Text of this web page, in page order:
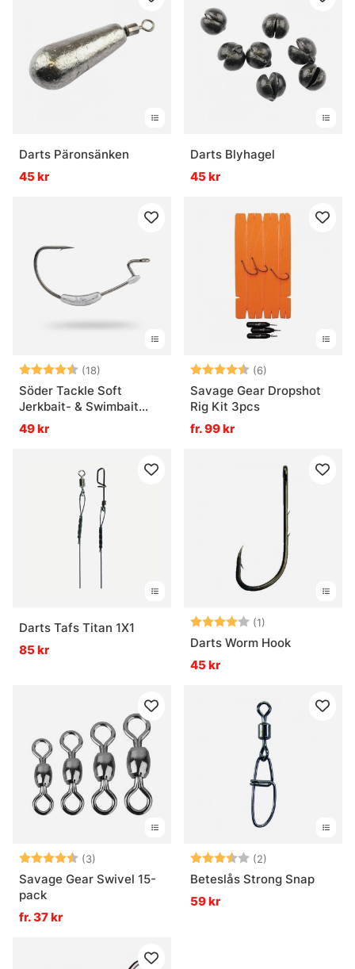
Darts Päronsänken
45 kr
Darts Blyhagel
45 kr
Betyg: (18)
4.1 utav 5 stjärnor
Söder Tackle Soft
Jerkbait- & Swimbait
Hook
49 kr
Betyg: (6)
Savage Gear Dropshot
Rig Kit 3pcs
fr. 99 kr
Darts Tafs Titan 1X1
85 kr
Betyg: (1)
Darts Worm Hook
45 kr
Betyg: (3)
4.7 utav 5 stjärnor
Savage Gear Swivel 15-
pack
fr. 37 kr
Betyg: (2)
Beteslås Strong Snap
59 kr